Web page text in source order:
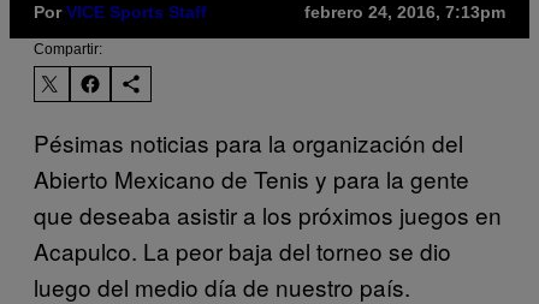
PorVICE Sports Staff febrero 24, 2016, 7:13pm
Compartir:
Pésimas noticias para la organización del
Abierto Mexicano de Tenis y para la gente
que deseaba asistir a los próximos juegos en
Acapulco. La peor baja del torneo se dio
luego del medio día de nuestro país.